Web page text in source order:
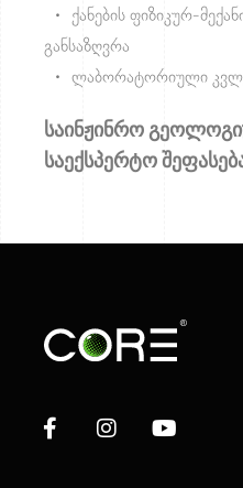
• ქანების ფიზიკურ-
განსაზღვრა
• ლაბორატორიული
საინჟინრო
საექსპერტო